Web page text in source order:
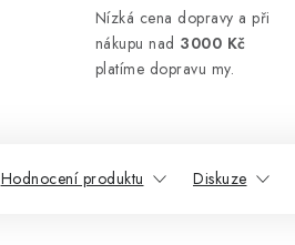
Nízká cena dopravy a při
nákupu nad 3000 Kč
platíme dopravu my.
Hodnocení produktu Diskuze